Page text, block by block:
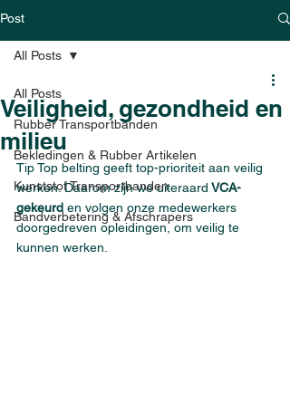
Post
All Posts
Rubber Transportbanden
Bekledingen & Rubber Artikelen
Kunststof Transportbanden
Bandverbetering & Afschrapers
All Posts
Veiligheid, gezondheid en
milieu
Tip Top belting geeft top-prioriteit aan veilig
werken. Daarom zijn we uiteraard VCA-
gekeurd en volgen onze medewerkers
doorgedreven opleidingen, om veilig te
kunnen werken.